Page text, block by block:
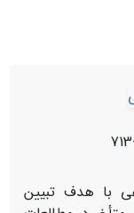
با هدف تبیین